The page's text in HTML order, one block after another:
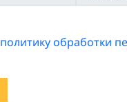
политику обработки